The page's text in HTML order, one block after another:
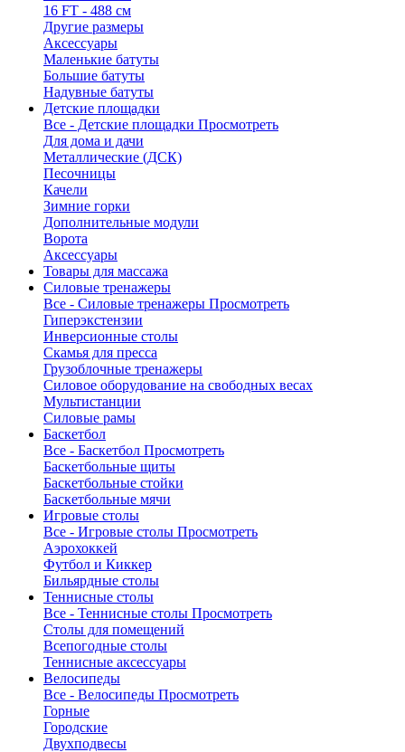
16 FT - 488 см
Другие размеры
Аксессуары
Маленькие батуты
Большие батуты
Надувные батуты
Детские площадки
Все - Детские площадки Просмотреть
Для дома и дачи
Металлические (ДСК)
Песочницы
Качели
Зимние горки
Дополнительные модули
Ворота
Аксессуары
Товары для массажа
Силовые тренажеры
Все - Силовые тренажеры Просмотреть
Гиперэкстензии
Инверсионные столы
Скамья для пресса
Грузоблочные тренажеры
Силовое оборудование на свободных весах
Мультистанции
Силовые рамы
Баскетбол
Все - Баскетбол Просмотреть
Баскетбольные щиты
Баскетбольные стойки
Баскетбольные мячи
Игровые столы
Все - Игровые столы Просмотреть
Аэрохоккей
Футбол и Киккер
Бильярдные столы
Теннисные столы
Все - Теннисные столы Просмотреть
Столы для помещений
Всепогодные столы
Теннисные аксессуары
Велосипеды
Все - Велосипеды Просмотреть
Горные
Городские
Двухподвесы